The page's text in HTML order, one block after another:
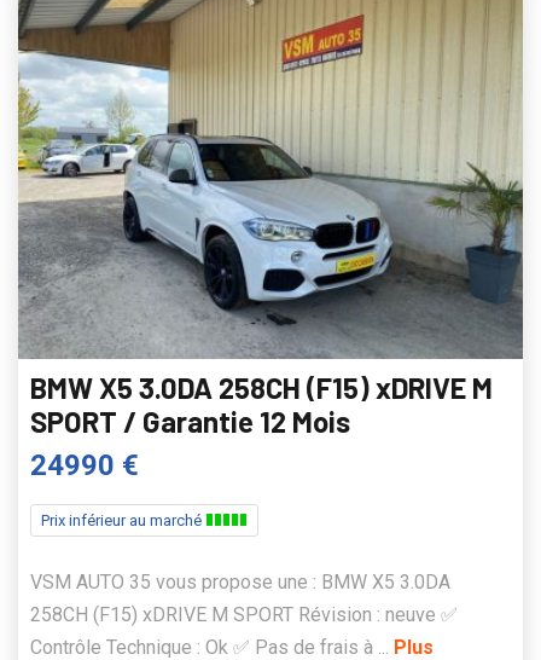
BMW X5 3.0DA 258CH (F15) xDRIVE M
SPORT / Garantie 12 Mois
24990 €
Prix inférieur au marché
VSM AUTO 35 vous propose une : BMW X5 3.0DA
258CH (F15) xDRIVE M SPORT Révision : neuve ✅
Contrôle Technique : Ok ✅ Pas de frais à ... Plus